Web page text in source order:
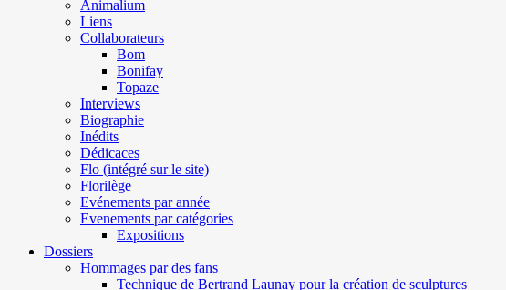
Animalium
Liens
Collaborateurs
Bom
Bonifay
Topaze
Interviews
Biographie
Inédits
Dédicaces
Flo (intégré sur le site)
Florilège
Evénements par année
Evenements par catégories
Expositions
Dossiers
Hommages par des fans
Technique de Bertrand Launay pour la création de sculptures